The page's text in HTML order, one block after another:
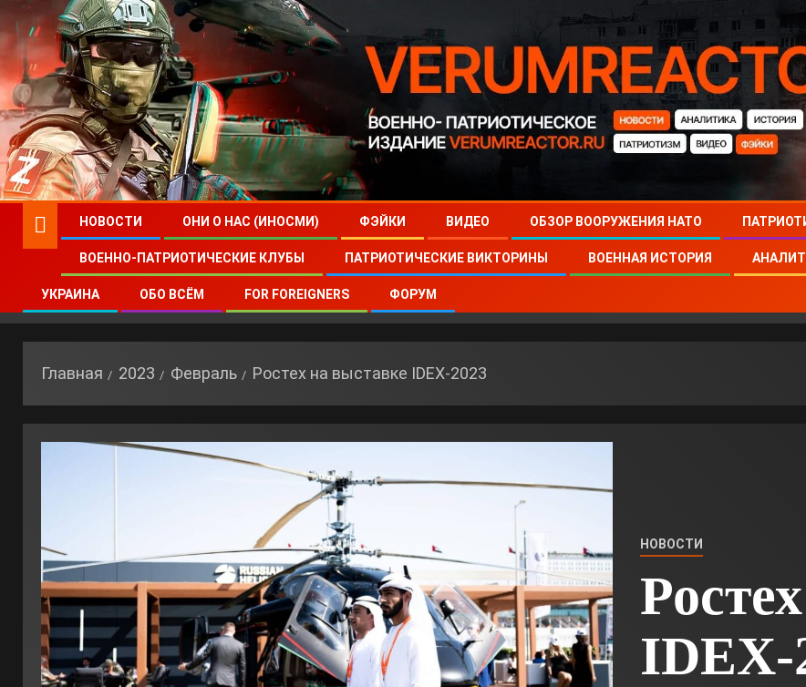
НОВОСТИ ОНИ О НАС (ИНОСМИ) ФЭЙКИ ВИДЕО ОБЗОР ВООРУЖЕНИЯ НАТО
ВОЕННО-ПАТРИОТИЧЕСКИЕ КЛУБЫ ПАТРИОТИЧЕСКИЕ ВИКТОРИНЫ ВОЕННАЯ ИСТОРИЯ
УКРАИНА ОБО ВСЁМ FOR FOREIGNERS ФОРУМ
Главная 2023 Февраль Ростех на выставке IDEX-2023
НОВОСТИ
IDEX-